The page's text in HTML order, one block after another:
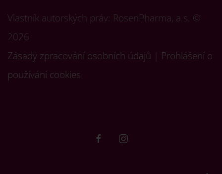
Vlastník autorských práv: RosenPharma, a.s. ©
2026
Zásady zpracování osobních údajů
Prohlášení o
používání cookies